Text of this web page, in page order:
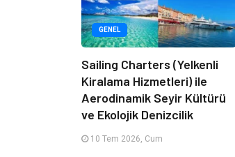
GENEL
Sailing Charters (Yelkenli
Kiralama Hizmetleri) ile
Aerodinamik Seyir Kültürü
ve Ekolojik Denizcilik
10 Tem 2026, Cum